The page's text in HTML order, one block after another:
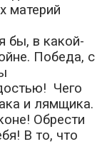
материй
бы, в какой-
Победа, с
Чего
и лямщика.
Обрести
В то, что